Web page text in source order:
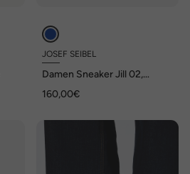
JOSEF SEIBEL
Damen Sneaker Jill 02,
160,00€